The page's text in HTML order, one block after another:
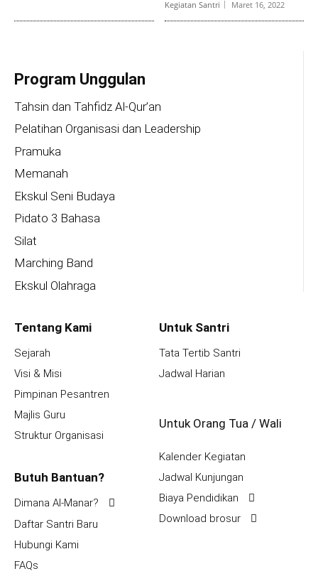
Kegiatan Santri Maret 16, 2022
Program Unggulan
Tahsin dan Tahfidz Al-Qur’an
Pelatihan Organisasi dan Leadership
Pramuka
Memanah
Ekskul Seni Budaya
Pidato 3 Bahasa
Silat
Marching Band
Ekskul Olahraga
Tentang Kami
Sejarah
Visi & Misi
Pimpinan Pesantren
Majlis Guru
Struktur Organisasi
Butuh Bantuan?
Dimana Al-Manar?
Daftar Santri Baru
Hubungi Kami
FAQs
Untuk Santri
Tata Tertib Santri
Jadwal Harian
Untuk Orang Tua / Wali
Kalender Kegiatan
Jadwal Kunjungan
Biaya Pendidikan
Download brosur